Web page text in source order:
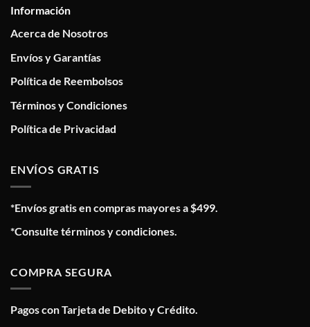
Información
Acerca de Nosotros
Envíos y Garantías
Política de Reembolsos
Términos y Condiciones
Política de Privacidad
ENVÍOS GRATIS
*Envíos gratis en compras mayores a $499.
*Consulte términos y condiciones.
COMPRA SEGURA
Pagos con Tarjeta de Debito y Crédito.